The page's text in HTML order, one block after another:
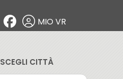
MIO VR
SCEGLI CITTÀ